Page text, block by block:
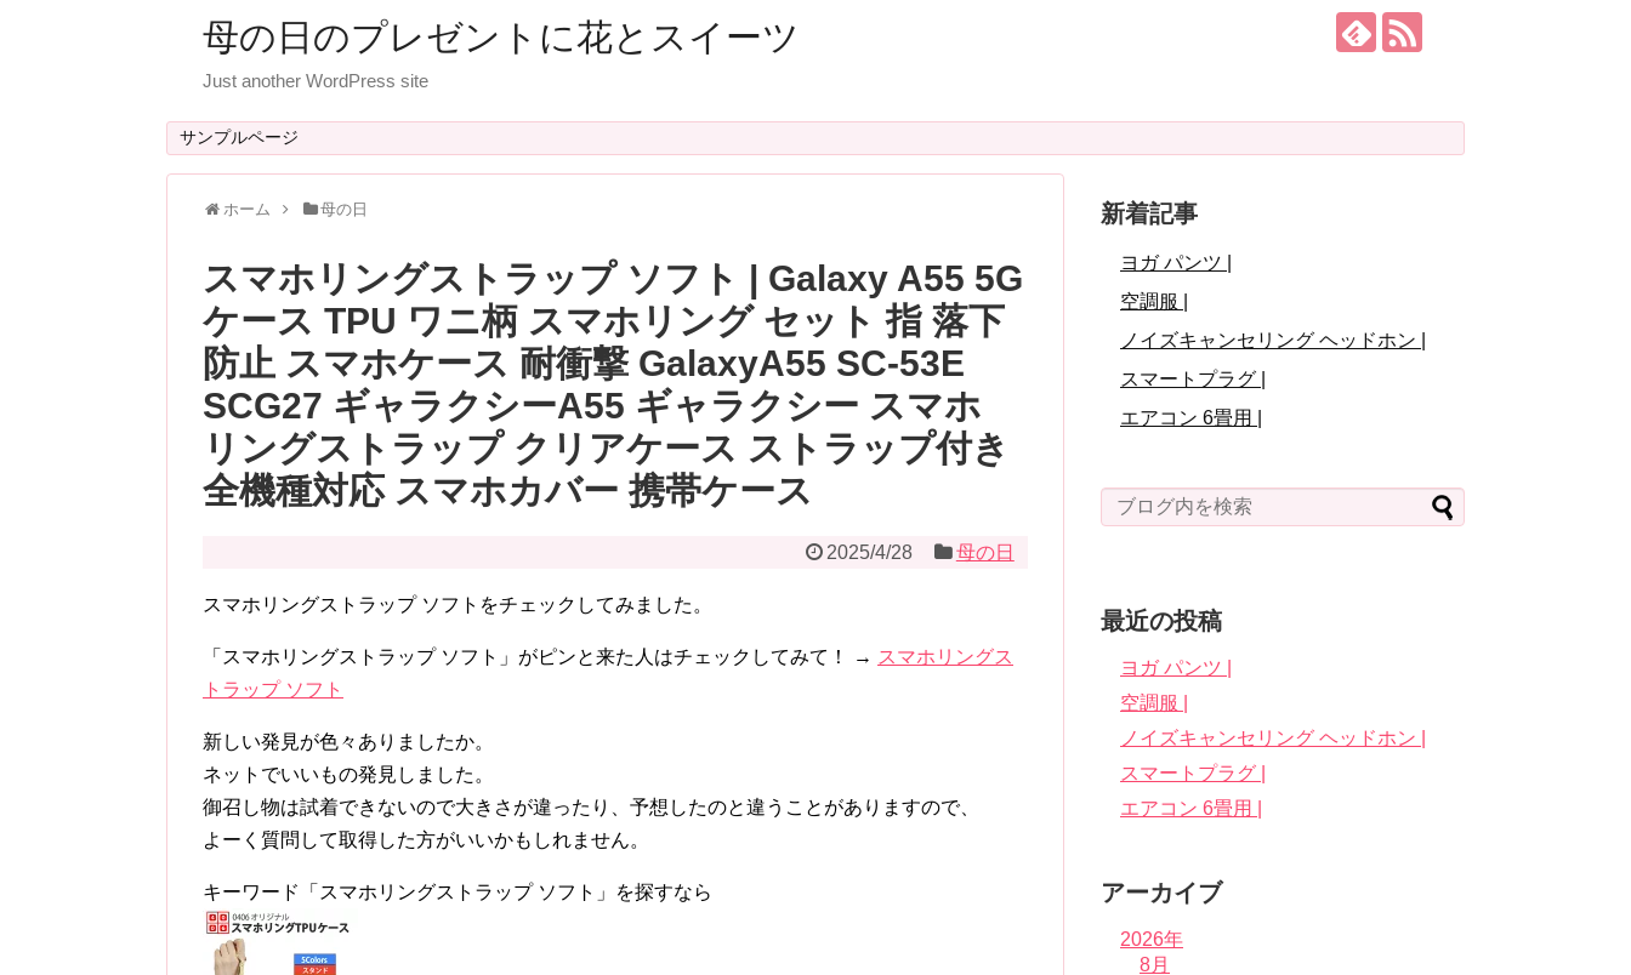
母の日のプレゼントに花とスイーツ
Just another WordPress site
サンプルページ
ホーム 母の日
スマホリングストラップ ソフト | Galaxy A55 5G
ケース TPU ワニ柄 スマホリング セット 指 落下
防止 スマホケース 耐衝撃 GalaxyA55 SC-53E
SCG27 ギャラクシーA55 ギャラクシー スマホ
リングストラップ クリアケース ストラップ付き
全機種対応 スマホカバー 携帯ケース
2025/4/28 母の日
スマホリングストラップ ソフトをチェックしてみました。
「スマホリングストラップ ソフト」がピンと来た人はチェックしてみて！ → スマホリングス
トラップ ソフト
新しい発見が色々ありましたか。
ネットでいいもの発見しました。
御召し物は試着できないので大きさが違ったり、予想したのと違うことがありますので、
よーく質問して取得した方がいいかもしれません。
キーワード「スマホリングストラップ ソフト」を探すなら
新着記事
ヨガ パンツ |
空調服 |
ノイズキャンセリング ヘッドホン |
スマートプラグ |
エアコン 6畳用 |
最近の投稿
ヨガ パンツ |
空調服 |
ノイズキャンセリング ヘッドホン |
スマートプラグ |
エアコン 6畳用 |
アーカイブ
2026年
8月